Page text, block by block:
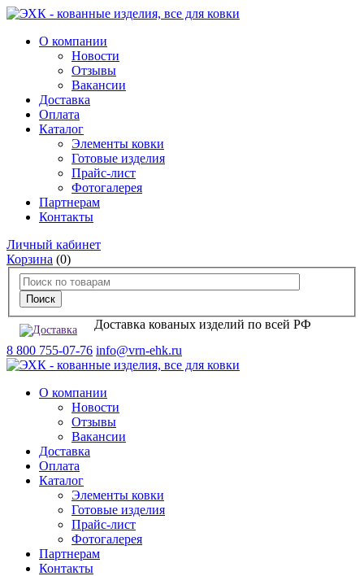
О компании
Новости
Отзывы
Вакансии
Доставка
Оплата
Каталог
Элементы ковки
Готовые изделия
Прайс-лист
Фотогалерея
Партнерам
Контакты
Личный кабинет
Корзина (0)
Доставка кованых изделий по всей РФ
8 800 755-07-76 info@vrn-ehk.ru
О компании
Новости
Отзывы
Вакансии
Доставка
Оплата
Каталог
Элементы ковки
Готовые изделия
Прайс-лист
Фотогалерея
Партнерам
Контакты